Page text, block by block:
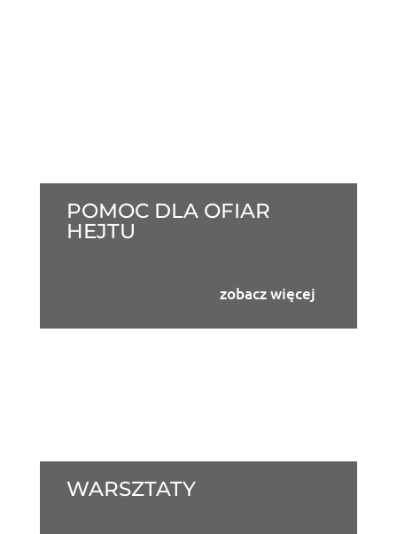
POMOC DLA OFIAR
HEJTU
zobacz więcej
WARSZTATY